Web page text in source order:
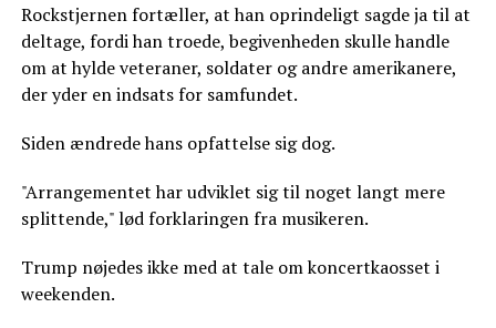
Rockstjernen fortæller, at han oprindeligt sagde ja til at
deltage, fordi han troede, begivenheden skulle handle
om at hylde veteraner, soldater og andre amerikanere,
der yder en indsats for samfundet.
Siden ændrede hans opfattelse sig dog.
"Arrangementet har udviklet sig til noget langt mere
splittende," lød forklaringen fra musikeren.
Trump nøjedes ikke med at tale om koncertkaosset i
weekenden.